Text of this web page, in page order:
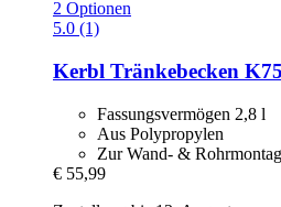
2 Optionen
5.0 (1)
Kerbl Tränkebecken
Fassungsvermögen 2,8 l
Aus Polypropylen
Zur Wand- &
€ 55,99